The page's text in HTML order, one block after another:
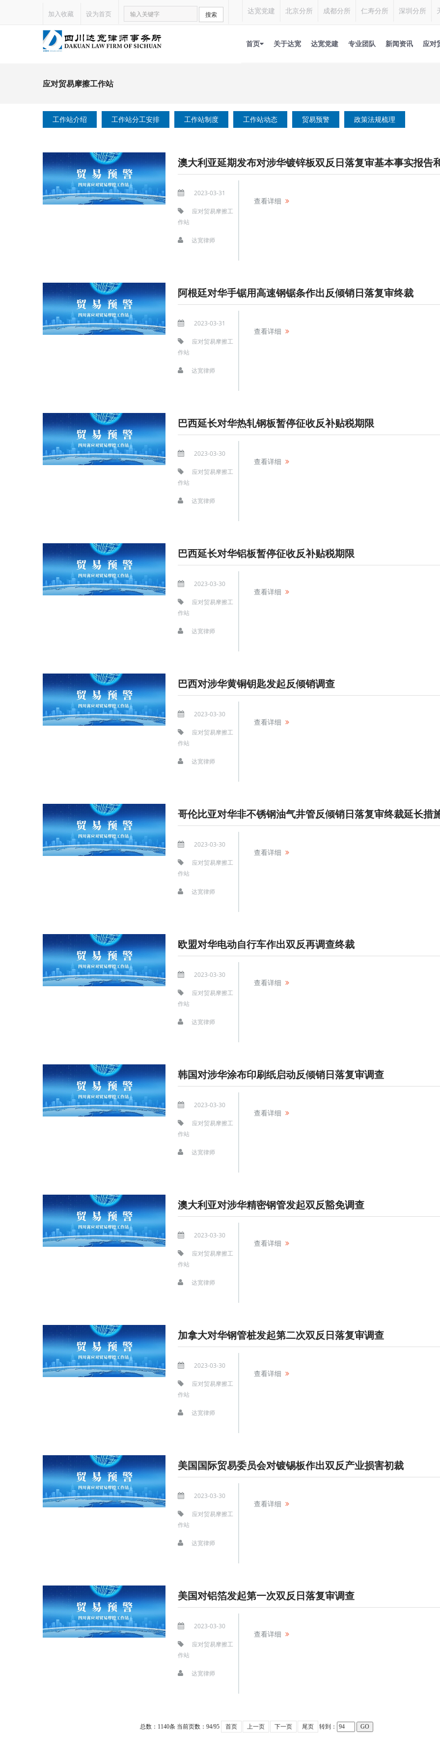
加入收藏 设为首页 搜索 达宽党建 北京分所 成都分所 仁寿分所 深圳分所
首页 关于达宽 达宽党建 专业团队 新闻资讯 应对
应对贸易摩擦工作站
工作站介绍 工作站分工安排 工作站制度 工作站动态 贸易预警 政策法规梳理
澳大利亚延期发布对涉华镀锌板双反日落复审基本事实报告
2023-03-31
应对贸易摩擦工
作站
达宽律师
查看详细
阿根廷对华手锯用高速钢锯条作出反倾销日落复审终裁
2023-03-31
应对贸易摩擦工
作站
达宽律师
查看详细
巴西延长对华热轧钢板暂停征收反补贴税期限
2023-03-30
应对贸易摩擦工
作站
达宽律师
查看详细
巴西延长对华铝板暂停征收反补贴税期限
2023-03-30
应对贸易摩擦工
作站
达宽律师
查看详细
巴西对涉华黄铜钥匙发起反倾销调查
2023-03-30
应对贸易摩擦工
作站
达宽律师
查看详细
哥伦比亚对华非不锈钢油气井管反倾销日落复审终裁延长措
2023-03-30
应对贸易摩擦工
作站
达宽律师
查看详细
欧盟对华电动自行车作出双反再调查终裁
2023-03-30
应对贸易摩擦工
作站
达宽律师
查看详细
韩国对涉华涂布印刷纸启动反倾销日落复审调查
2023-03-30
应对贸易摩擦工
作站
达宽律师
查看详细
澳大利亚对涉华精密钢管发起双反豁免调查
2023-03-30
应对贸易摩擦工
作站
达宽律师
查看详细
加拿大对华钢管桩发起第二次双反日落复审调查
2023-03-30
应对贸易摩擦工
作站
达宽律师
查看详细
美国国际贸易委员会对镀锡板作出双反产业损害初裁
2023-03-30
应对贸易摩擦工
作站
达宽律师
查看详细
美国对铝箔发起第一次双反日落复审调查
2023-03-30
应对贸易摩擦工
作站
达宽律师
查看详细
总数：1140条 当前页数： 94/95 首页 上一页 下一页 尾页 转到：